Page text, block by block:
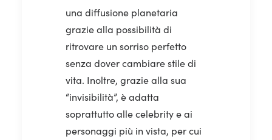
una diffusione planetaria
grazie alla possibilità di
ritrovare un sorriso perfetto
senza dover cambiare stile di
vita. Inoltre, grazie alla sua
“invisibilità”, è adatta
soprattutto alle celebrity e ai
personaggi più in vista, per cui